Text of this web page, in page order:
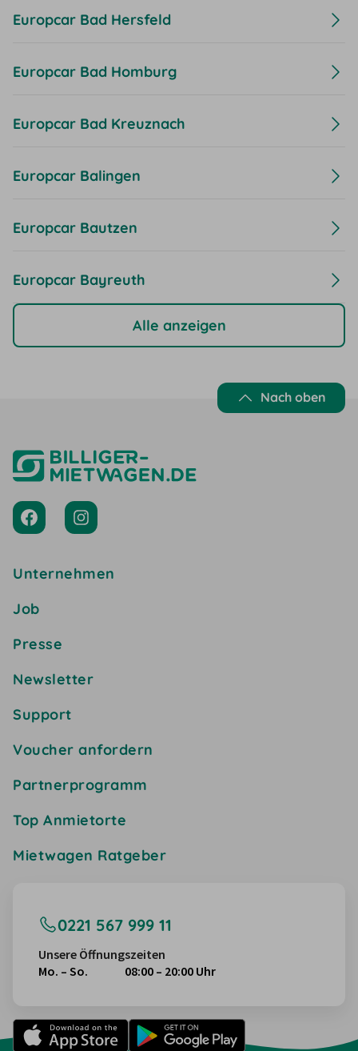
Europcar Bad Hersfeld
Europcar Bad Homburg
Europcar Bad Kreuznach
Europcar Balingen
Europcar Bautzen
Europcar Bayreuth
Alle anzeigen
Nach oben
Unternehmen
Job
Presse
Newsletter
Support
Voucher anfordern
Partnerprogramm
Top Anmietorte
Mietwagen Ratgeber
0221 567 999 11
Unsere Öffnungszeiten
Mo. – So.
08:00 – 20:00 Uhr